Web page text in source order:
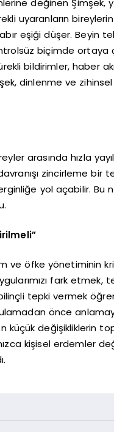
değinen Şimşek,
uyaranların bireylerin
eşiği düşer. Beyin
biçimde ortaya
bildirimler, haber
dinlenme ve
arasında hızla
zincirleme
yol açabilir. Bu
ve öfke yönetiminin
fark
tepki vermek
önce
küçük değişikliklerin
kişisel erdemler